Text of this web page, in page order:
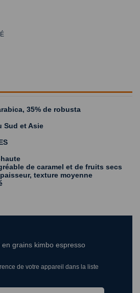
35% de robusta
Sud et Asie
de caramel et de fruits secs
texture moyenne
grains kimbo espresso
de votre appareil dans la liste